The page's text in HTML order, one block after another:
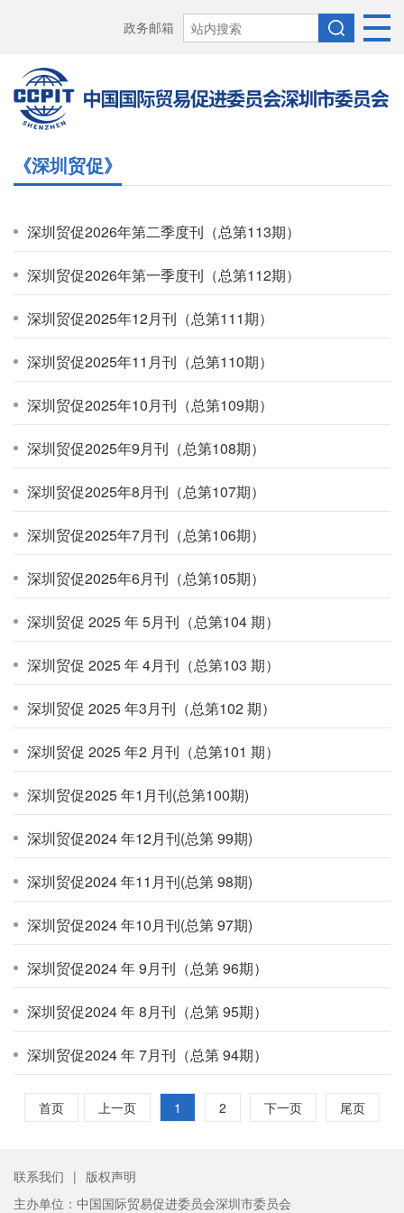
政务邮箱
《深圳贸促》
深圳贸促2026年第二季度刊（总第113期）
深圳贸促2026年第一季度刊（总第112期）
深圳贸促2025年12月刊（总第111期）
深圳贸促2025年11月刊（总第110期）
深圳贸促2025年10月刊（总第109期）
深圳贸促2025年9月刊（总第108期）
深圳贸促2025年8月刊（总第107期）
深圳贸促2025年7月刊（总第106期）
深圳贸促2025年6月刊（总第105期）
深圳贸促 2025 年 5月刊（总第104 期）
深圳贸促 2025 年 4月刊（总第103 期）
深圳贸促 2025 年3月刊（总第102 期）
深圳贸促 2025 年2 月刊（总第101 期）
深圳贸促2025 年1月刊(总第100期)
深圳贸促2024 年12月刊(总第 99期)
深圳贸促2024 年11月刊(总第 98期)
深圳贸促2024 年10月刊(总第 97期)
深圳贸促2024 年 9月刊（总第 96期）
深圳贸促2024 年 8月刊（总第 95期）
深圳贸促2024 年 7月刊（总第 94期）
首页 上一页 1 2 下一页 尾页
联系我们 | 版权声明
主办单位：中国国际贸易促进委员会深圳市委员会